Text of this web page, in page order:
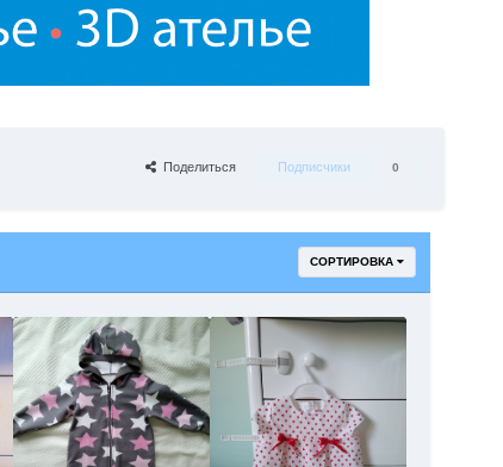
Поделиться Подписчики 0
СОРТИРОВКА